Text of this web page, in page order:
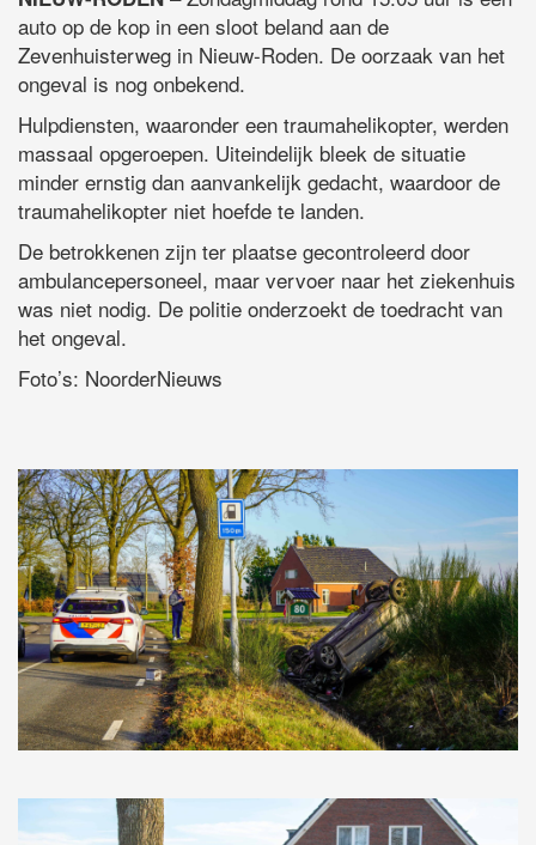
auto op de kop in een sloot beland aan de
Zevenhuisterweg in Nieuw-Roden. De oorzaak van het
ongeval is nog onbekend.
Hulpdiensten, waaronder een traumahelikopter, werden
massaal opgeroepen. Uiteindelijk bleek de situatie
minder ernstig dan aanvankelijk gedacht, waardoor de
traumahelikopter niet hoefde te landen.
De betrokkenen zijn ter plaatse gecontroleerd door
ambulancepersoneel, maar vervoer naar het ziekenhuis
was niet nodig. De politie onderzoekt de toedracht van
het ongeval.
Foto’s: NoorderNieuws